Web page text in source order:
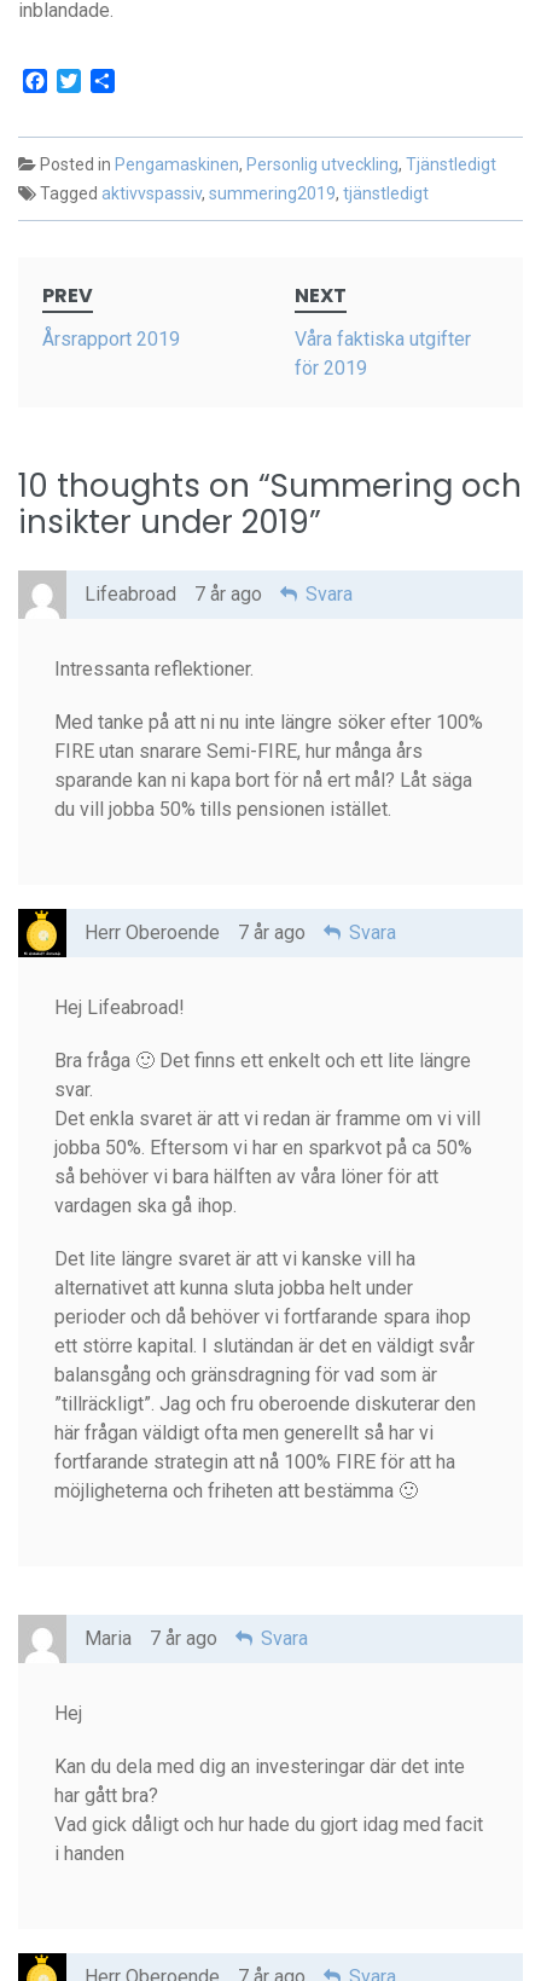
inblandade.
Facebook
Twitter
Posted in Pengamaskinen, Personlig utveckling, Tjänstledigt
Tagged aktivvspassiv, summering2019, tjänstledigt
navigation
PREV
Årsrapport 2019
NEXT
Våra faktiska utgifter
för 2019
10 thoughts on “Summering och
insikter under 2019”
Lifeabroad 7 år ago Svara
Intressanta reflektioner.
Med tanke på att ni nu inte längre söker efter 100%
FIRE utan snarare Semi-FIRE, hur många års
sparande kan ni kapa bort för nå ert mål? Låt säga
du vill jobba 50% tills pensionen istället.
Herr Oberoende 7 år ago Svara
Hej Lifeabroad!
Bra fråga 🙂 Det finns ett enkelt och ett lite längre
svar.
Det enkla svaret är att vi redan är framme om vi vill
jobba 50%. Eftersom vi har en sparkvot på ca 50%
så behöver vi bara hälften av våra löner för att
vardagen ska gå ihop.
Det lite längre svaret är att vi kanske vill ha
alternativet att kunna sluta jobba helt under
perioder och då behöver vi fortfarande spara ihop
ett större kapital. I slutändan är det en väldigt svår
balansgång och gränsdragning för vad som är
”tillräckligt”. Jag och fru oberoende diskuterar den
här frågan väldigt ofta men generellt så har vi
fortfarande strategin att nå 100% FIRE för att ha
möjligheterna och friheten att bestämma 🙂
Maria 7 år ago Svara
Hej
Kan du dela med dig an investeringar där det inte
har gått bra?
Vad gick dåligt och hur hade du gjort idag med facit
i handen